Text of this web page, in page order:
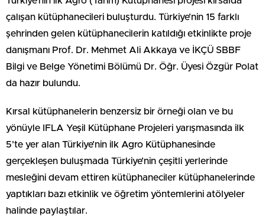
çalışan kütüphanecileri buluşturdu. Türkiye’nin 15 farklı
şehrinden gelen kütüphanecilerin katıldığı etkinlikte proje
danışmanı Prof. Dr. Mehmet Ali Akkaya ve İKÇÜ SBBF
Bilgi ve Belge Yönetimi Bölümü Dr. Öğr. Üyesi Özgür Polat
da hazır bulundu.
Kırsal kütüphanelerin benzersiz bir örneği olan ve bu
yönüyle IFLA Yeşil Kütüphane Projeleri yarışmasında ilk
5’te yer alan Türkiye’nin ilk Agro Kütüphanesinde
gerçekleşen buluşmada Türkiye’nin çeşitli yerlerinde
mesleğini devam ettiren kütüphaneciler kütüphanelerinde
yaptıkları bazı etkinlik ve öğretim yöntemlerini atölyeler
halinde paylaştılar.